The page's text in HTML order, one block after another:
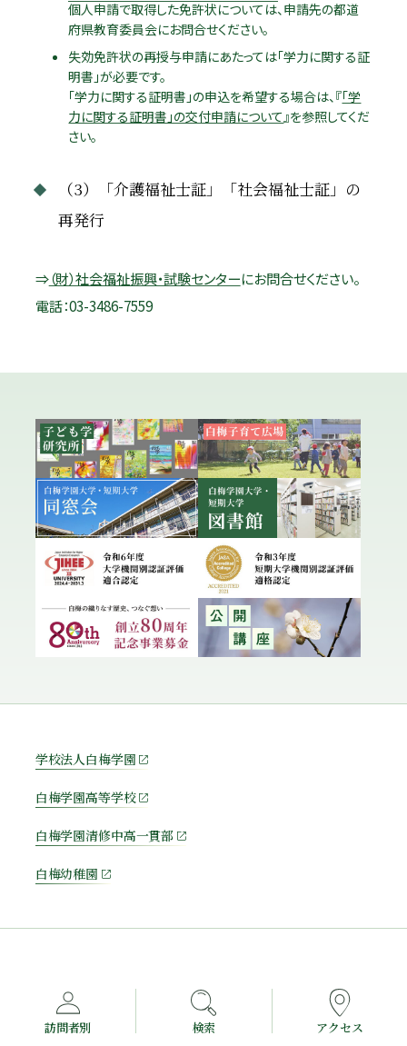
個人申請で取得した免許状については、申請先の都道
府県教育委員会にお問合せください。
失効免許状の再授与申請にあたっては「学力に関する証
明書」が必要です。
「学力に関する証明書」の申込を希望する場合は、『「学
力に関する証明書」の交付申請について 』を参照してくだ
さい。
（3）「介護福祉士証」「社会福祉士証」の
再発行
⇒（財）社会福祉振興・試験センターにお問合せください。
電話：03-3486-7559
学校法人白梅学園
白梅学園高等学校
白梅学園清修中高一貫部
白梅幼稚園
訪問者別 検索 アクセス